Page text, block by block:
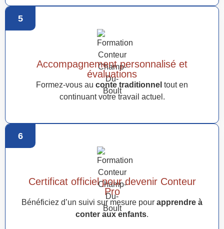
5
Accompagnement personnalisé et
évaluations
Formez-vous au conte traditionnel tout en
continuant votre travail actuel.
6
Certificat officiel pour devenir Conteur
Pro
Bénéficiez d’un suivi sur mesure pour apprendre à
conter aux enfants.